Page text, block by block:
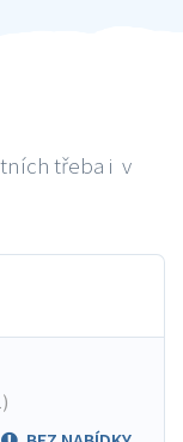
třeba i v